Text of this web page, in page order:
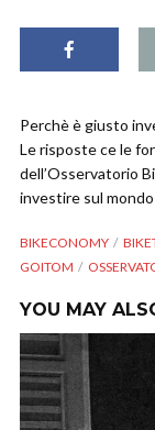
Perchè è giusto
Le risposte ce le
dell’Osservatorio
investire sul
BIKECONOMY
GOITOM
YOU MAY